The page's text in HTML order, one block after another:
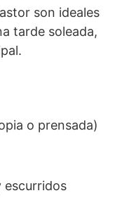
son ideales
tarde soleada,
o prensada)
escurridos